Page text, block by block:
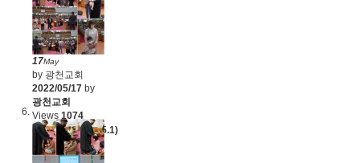
(8.20)
17May
by 광천교회
2022/05/17 by
광천교회
Views 1074
유아세례 (2022.5.1)